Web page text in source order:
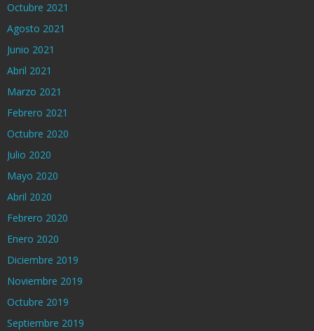
Octubre 2021
Agosto 2021
Junio 2021
Abril 2021
Marzo 2021
Febrero 2021
Octubre 2020
Julio 2020
Mayo 2020
Abril 2020
Febrero 2020
Enero 2020
Diciembre 2019
Noviembre 2019
Octubre 2019
Septiembre 2019